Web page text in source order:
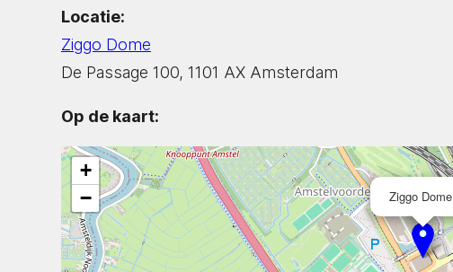
Locatie:
Ziggo Dome
De Passage 100, 1101 AX Amsterdam
Op de kaart:
Ziggo Dome
+
−